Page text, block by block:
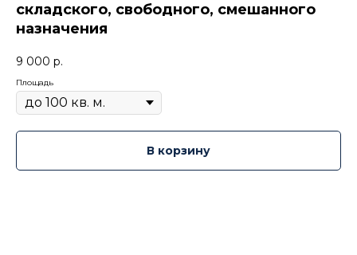
складского, свободного, смешанного
назначения
9 000 р.
Площадь
В корзину